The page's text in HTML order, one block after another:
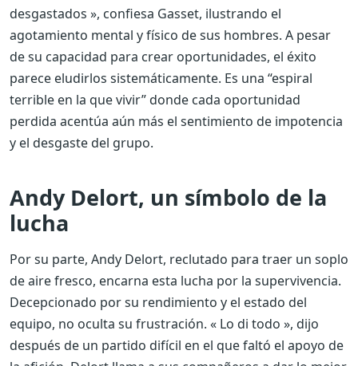
desgastados », confiesa Gasset, ilustrando el
agotamiento mental y físico de sus hombres. A pesar
de su capacidad para crear oportunidades, el éxito
parece eludirlos sistemáticamente. Es una “espiral
terrible en la que vivir” donde cada oportunidad
perdida acentúa aún más el sentimiento de impotencia
y el desgaste del grupo.
Andy Delort, un símbolo de la
lucha
Por su parte, Andy Delort, reclutado para traer un soplo
de aire fresco, encarna esta lucha por la supervivencia.
Decepcionado por su rendimiento y el estado del
equipo, no oculta su frustración. « Lo di todo », dijo
después de un partido difícil en el que faltó el apoyo de